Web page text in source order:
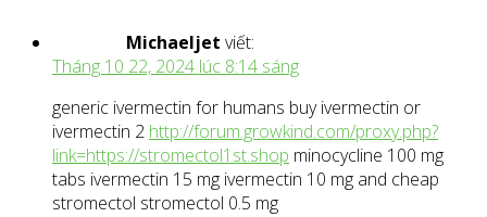
Michaeljet viết:
Tháng 10 22, 2024 lúc 8:14 sáng
generic ivermectin for humans buy ivermectin or
ivermectin 2 http://forum.growkind.com/proxy.php?
link=https://stromectol1st.shop minocycline 100 mg
tabs ivermectin 15 mg ivermectin 10 mg and cheap
stromectol stromectol 0.5 mg